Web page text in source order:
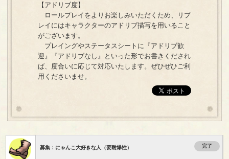
【アドリブ度】
ロールプレイをよりお楽しみいただくため、リプ
レイにはキャラクターのアドリブ描写を用いること
がございます。
プレイングやステータスシートに『アドリブ歓
迎』『アドリブなし』といった形でお書きくだされ
ば、度合いに応じて対応いたします。ぜひぜひご利
用くださいませ。
募集：にゃんこ大好きな人（要耐爆性） 完了